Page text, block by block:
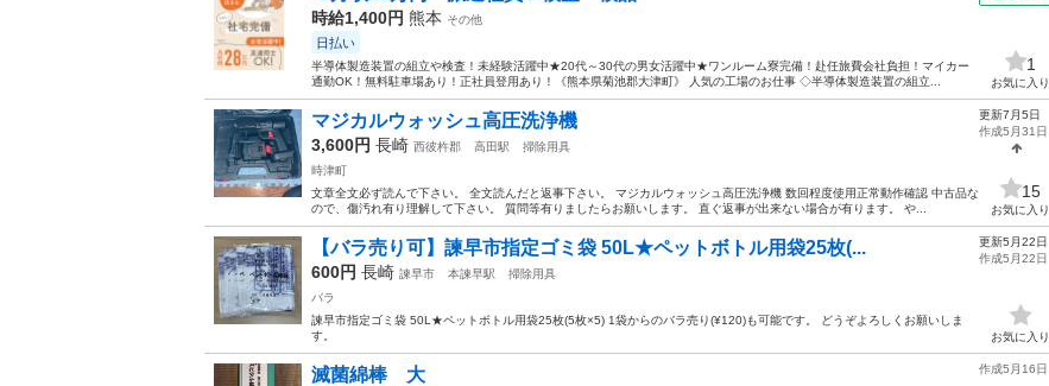
時給1,400円 熊本 その他
日払い
半導体製造装置の組立や検査！未経験活躍中★20代～30代の男女活躍中★ワンルーム寮完備！赴任旅費会社負担！マイカー
通勤OK！無料駐車場あり！正社員登用あり！《熊本県菊池郡大津町》 人気の工場のお仕事 ◇半導体製造装置の組立...
1
お気に入り
マジカルウォッシュ高圧洗浄機
3,600円 長崎 西彼杵郡 高田駅
掃除用具
時津町
文章全文必ず読んで下さい。 全文読んだと返事下さい。 マジカルウォッシュ高圧洗浄機 数回程度使用正常動作確認 中古品な
ので、傷汚れ有り理解して下さい。 質問等有りましたらお願いします。 直ぐ返事が出来ない場合が有ります。 や...
更新7月5日
作成5月31日
15
お気に入り
【バラ売り可】諫早市指定ゴミ袋 50L★ペットボトル用袋25枚(...
600円 長崎 諫早市 本諫早駅
掃除用具
バラ
諫早市指定ゴミ袋 50L★ペットボトル用袋25枚(5枚×5) 1袋からのバラ売り(¥120)も可能です。 どうぞよろしくお願いしま
す。
更新5月22日
作成5月22日
お気に入り
滅菌綿棒 大 作成5月16日